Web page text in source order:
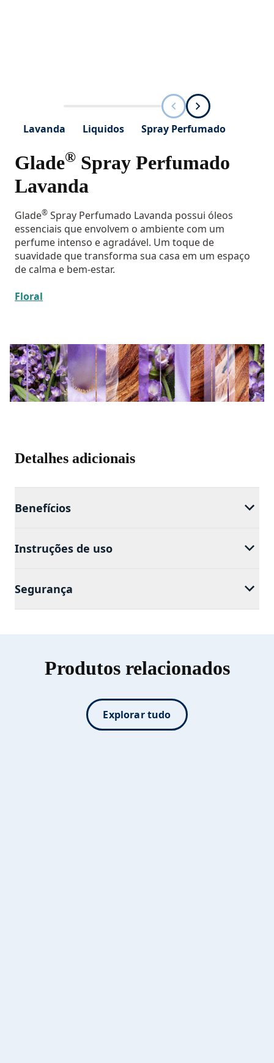
Lavanda Liquidos Spray Perfumado
Glade® Spray Perfumado
Lavanda
Glade® Spray Perfumado Lavanda possui óleos
essenciais que envolvem o ambiente com um
perfume intenso e agradável. Um toque de
suavidade que transforma sua casa em um espaço
de calma e bem-estar.
Floral
Detalhes adicionais
Benefícios
Instruções de uso
Segurança
Produtos relacionados
Explorar tudo